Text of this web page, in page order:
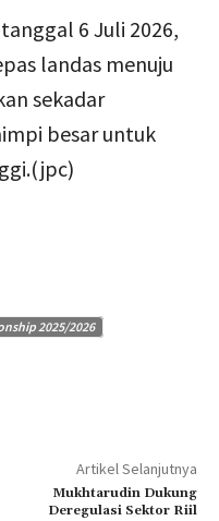
6 Juli 2026,
landas menuju
sekadar
besar untuk
2025/2026
Artikel Selanjutnya
Mukhtarudin Dukung
Deregulasi Sektor Riil